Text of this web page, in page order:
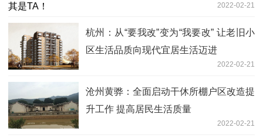
2022-02-21
杭州：从“要我改”变为“我要改” 让老旧小
区生活品质向现代宜居生活迈进
2022-02-21
沧州黄骅：全面启动干休所棚户区改造提
升工作 提高居民生活质量
2022-02-21